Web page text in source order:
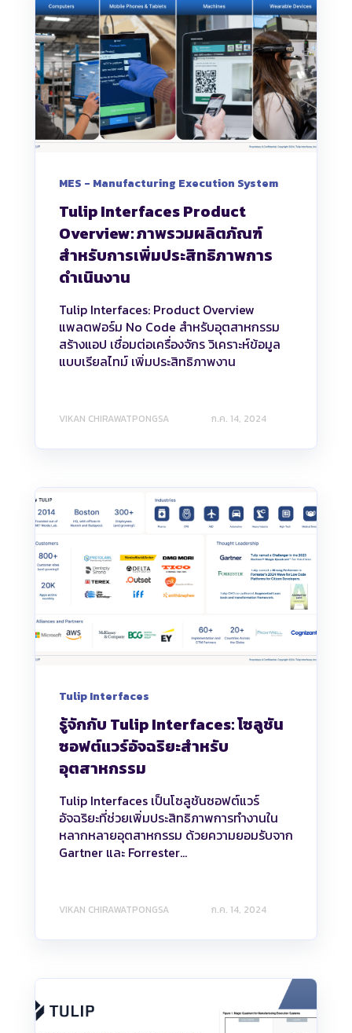
MES - Manufacturing Execution System
Tulip Interfaces Product
Overview: ภาพรวมผลิตภัณฑ์
สำหรับการเพิ่มประสิทธิภาพการ
ดำเนินงาน
Tulip Interfaces: Product Overview
แพลตฟอร์ม No Code สำหรับอุตสาหกรรม
สร้างแอป เชื่อมต่อเครื่องจักร วิเคราะห์ข้อมูล
แบบเรียลไทม์ เพิ่มประสิทธิภาพงาน
VIKAN CHIRAWATPONGSA ก.ค. 14, 2024
Tulip Interfaces
รู้จักกับ Tulip Interfaces: โซลูชัน
ซอฟต์แวร์อัจฉริยะสำหรับ
อุตสาหกรรม
Tulip Interfaces เป็นโซลูชันซอฟต์แวร์
อัจฉริยะที่ช่วยเพิ่มประสิทธิภาพการทำงานใน
หลากหลายอุตสาหกรรม ด้วยความยอมรับจาก
Gartner และ Forrester...
VIKAN CHIRAWATPONGSA ก.ค. 14, 2024